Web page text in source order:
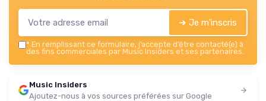
➔ Je m'inscris
* En remplissant ce formulaire, j’accepte d’être contacté(e) à
des fins commerciales par Music Insiders et ses partenaires.
Music Insiders
Ajoutez-nous à vos sources préférées sur Google